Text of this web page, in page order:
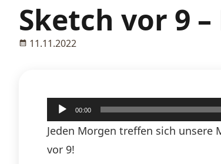
Sketch vor 9
11.11.2022
Audio-
Player
00:00
Jeden Morgen treffen sich unsere
vor 9!